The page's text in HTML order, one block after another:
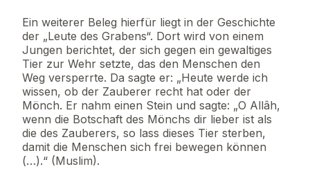
Ein weiterer Beleg hierfür liegt in der Geschichte
der „Leute des Grabens“. Dort wird von einem
Jungen berichtet, der sich gegen ein gewaltiges
Tier zur Wehr setzte, das den Menschen den
Weg versperrte. Da sagte er: „Heute werde ich
wissen, ob der Zauberer recht hat oder der
Mönch. Er nahm einen Stein und sagte: „O Allâh,
wenn die Botschaft des Mönchs dir lieber ist als
die des Zauberers, so lass dieses Tier sterben,
damit die Menschen sich frei bewegen können
(…).“ (Muslim).